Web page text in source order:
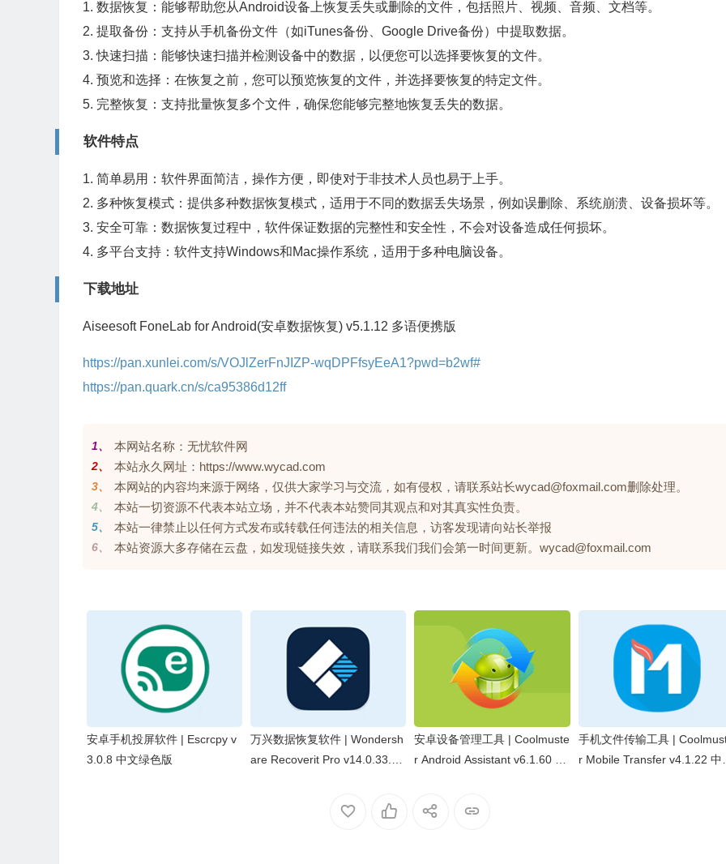
1. 数据恢复：能够帮助您从Android设备上恢复丢失或删除的文件，包括照片、视频、音频、文档等。
2. 提取备份：支持从手机备份文件（如iTunes备份、Google Drive备份）中提取数据。
3. 快速扫描：能够快速扫描并检测设备中的数据，以便您可以选择要恢复的文件。
4. 预览和选择：在恢复之前，您可以预览恢复的文件，并选择要恢复的特定文件。
5. 完整恢复：支持批量恢复多个文件，确保您能够完整地恢复丢失的数据。
软件特点
1. 简单易用：软件界面简洁，操作方便，即使对于非技术人员也易于上手。
2. 多种恢复模式：提供多种数据恢复模式，适用于不同的数据丢失场景，例如误删除、系统崩溃、设备损坏等。
3. 安全可靠：数据恢复过程中，软件保证数据的完整性和安全性，不会对设备造成任何损坏。
4. 多平台支持：软件支持Windows和Mac操作系统，适用于多种电脑设备。
下载地址
Aiseesoft FoneLab for Android(安卓数据恢复) v5.1.12 多语便携版
https://pan.xunlei.com/s/VOJlZerFnJIZP-wqDPFfsyEeA1?pwd=b2wf#
https://pan.quark.cn/s/ca95386d12ff
1、 本网站名称：无忧软件网
2、 本站永久网址：https://www.wycad.com
3、 本网站的内容均来源于网络，仅供大家学习与交流，如有侵权，请联系站长wycad@foxmail.com删除处理。
4、 本站一切资源不代表本站立场，并不代表本站赞同其观点和对其真实性负责。
5、 本站一律禁止以任何方式发布或转载任何违法的相关信息，访客发现请向站长举报
6、 本站资源大多存储在云盘，如发现链接失效，请联系我们我们会第一时间更新。wycad@foxmail.com
安卓手机投屏软件 | Escrcpy v
3.0.8 中文绿色版
万兴数据恢复软件 | Wondersh
are Recoverit Pro v14.0.33.15
安卓设备管理工具 | Coolmuste
r Android Assistant v6.1.60 中
手机文件传输工具 |
r Mobile Transfer v4.1.22 中